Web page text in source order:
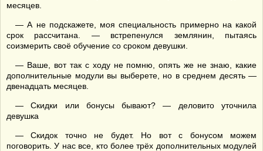
месяцев.
— А не подскажете, моя специальность примерно на какой
срок рассчитана. — встрепенулся землянин, пытаясь
соизмерить своё обучение со сроком девушки.
— Ваше, вот так с ходу не помню, опять же не знаю, какие
дополнительные модули вы выберете, но в среднем десять —
двенадцать месяцев.
— Скидки или бонусы бывают? — деловито уточнила
девушка
— Скидок точно не будет. Но вот с бонусом можем
поговорить. У нас все, кто более трёх дополнительных модулей